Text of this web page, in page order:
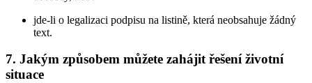
jde-li o legalizaci podpisu na listině, která neobsahuje žádný
text.
7. Jakým způsobem můžete zahájit řešení životní
situace